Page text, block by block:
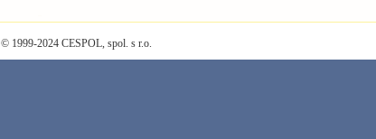
© 1999-2024 CESPOL, spol. s r.o.